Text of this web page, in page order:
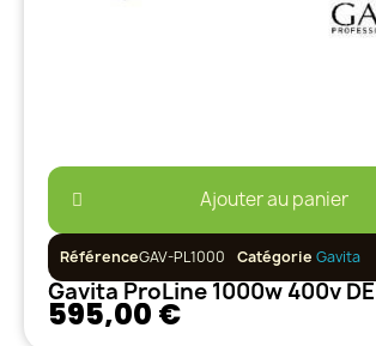
Ajouter au panier
RéférenceGAV-PL1000 Catégorie Gavita
Gavita ProLine 1000w 400v DE
595,00 €